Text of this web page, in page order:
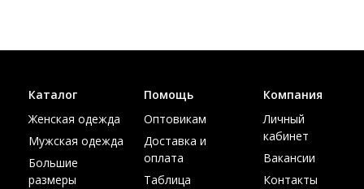
Каталог
Женская одежда
Мужская одежда
Большие
размеры
Помощь
Оптовикам
Доставка и
оплата
Таблица
Компания
Личный
кабинет
Вакансии
Контакты